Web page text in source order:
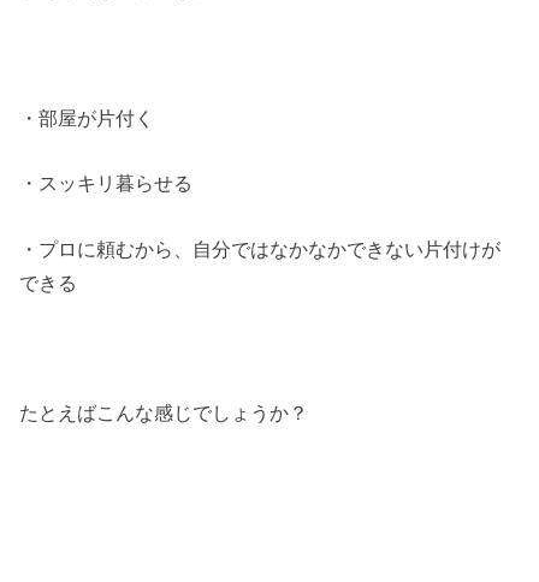
・部屋が片付く
・スッキリ暮らせる
・プロに頼むから、自分ではなかなかできない片付けが
できる
たとえばこんな感じでしょうか？